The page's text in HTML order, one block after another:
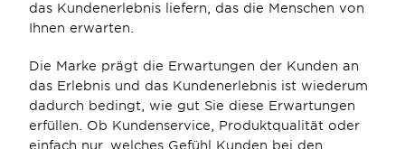
das Kundenerlebnis liefern, das die Menschen von
Ihnen erwarten.
Die Marke prägt die Erwartungen der Kunden an
das Erlebnis und das Kundenerlebnis ist wiederum
dadurch bedingt, wie gut Sie diese Erwartungen
erfüllen. Ob Kundenservice, Produktqualität oder
einfach nur, welches Gefühl Kunden bei den